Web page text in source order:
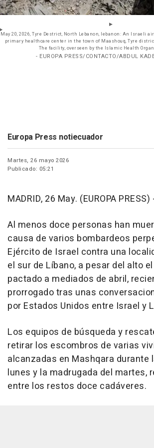
May 20, 2026, Tyre Destrict, North Lebanon, lebanon: An Israeli
primary healthcare center in the town of Maashouq, Tyre
The facility, overseen by the Islamic Health
- EUROPA PRESS/CONTACTO/ABDUL
Europa Press notiecuador
Martes, 26 mayo 2026
Publicado: 05:21
MADRID, 26 May. (EUROPA PRESS)
Al menos doce personas han
causa de varios bombardeos
Ejército de Israel contra una
el sur de Líbano, a pesar del alto
pactado a mediados de abril,
prorrogado tras unas
por Estados Unidos entre Israel y
Los equipos de búsqueda y
retirar los escombros de varias
alcanzadas en Mashqara durante
lunes y la madrugada del martes,
entre los restos doce cadáveres.